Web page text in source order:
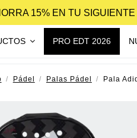
15% EN TU
PRO EDT 2026
Pádel Palas Pádel Pala